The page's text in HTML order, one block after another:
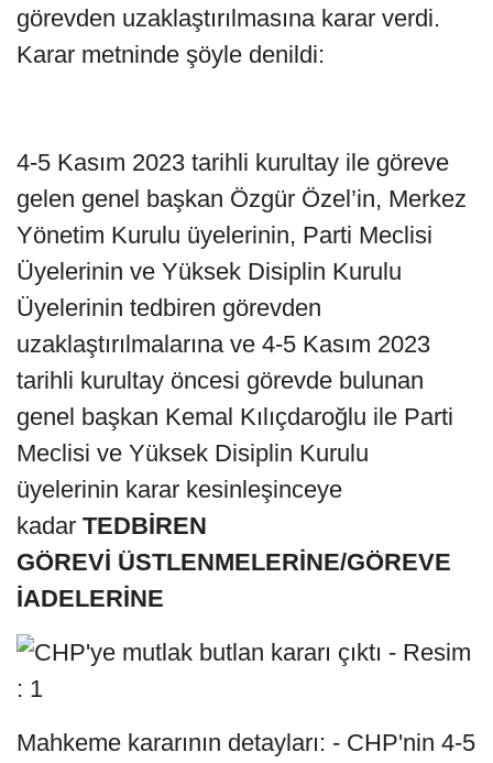
görevden uzaklaştırılmasına karar verdi.
Karar metninde şöyle denildi:
4-5 Kasım 2023 tarihli kurultay ile göreve
gelen genel başkan Özgür Özel’in, Merkez
Yönetim Kurulu üyelerinin, Parti Meclisi
Üyelerinin ve Yüksek Disiplin Kurulu
Üyelerinin tedbiren görevden
uzaklaştırılmalarına ve 4-5 Kasım 2023
tarihli kurultay öncesi görevde bulunan
genel başkan Kemal Kılıçdaroğlu ile Parti
Meclisi ve Yüksek Disiplin Kurulu
üyelerinin karar kesinleşinceye
kadar TEDBİREN
GÖREVİ ÜSTLENMELERİNE/GÖREVE
İADELERİNE
Mahkeme kararının detayları: - CHP'nin 4-5